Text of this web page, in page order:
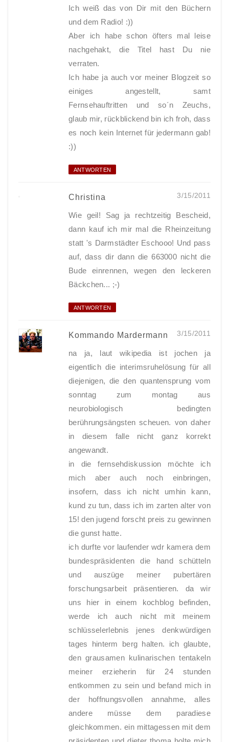
Ich weiß das von Dir mit den Büchern
und dem Radio! :))
Aber ich habe schon öfters mal leise
nachgehakt, die Titel hast Du nie
verraten.
Ich habe ja auch vor meiner Blogzeit so
einiges angestellt, samt
Fernsehauftritten und so´n Zeuchs,
glaub mir, rückblickend bin ich froh, dass
es noch kein Internet für jedermann gab!
:))
ANTWORTEN
Christina 3/15/2011
Wie geil! Sag ja rechtzeitig Bescheid,
dann kauf ich mir mal die Rheinzeitung
statt 's Darmstädter Eschooo! Und pass
auf, dass dir dann die 663000 nicht die
Bude einrennen, wegen den leckeren
Bäckchen... ;-)
ANTWORTEN
Kommando Mardermann 3/15/2011
na ja, laut wikipedia ist jochen ja
eigentlich die interimsruhelösung für all
diejenigen, die den quantensprung vom
sonntag zum montag aus
neurobiologisch bedingten
berührungsängsten scheuen. von daher
in diesem falle nicht ganz korrekt
angewandt.
in die fernsehdiskussion möchte ich
mich aber auch noch einbringen,
insofern, dass ich nicht umhin kann,
kund zu tun, dass ich im zarten alter von
15! den jugend forscht preis zu gewinnen
die gunst hatte.
ich durfte vor laufender wdr kamera dem
bundespräsidenten die hand schütteln
und auszüge meiner pubertären
forschungsarbeit präsentieren. da wir
uns hier in einem kochblog befinden,
werde ich auch nicht mit meinem
schlüsselerlebnis jenes denkwürdigen
tages hinterm berg halten. ich glaubte,
den grausamen kulinarischen tentakeln
meiner erzieherin für 24 stunden
entkommen zu sein und befand mich in
der hoffnungsvollen annahme, alles
andere müsse dem paradiese
gleichkommen. ein mittagessen mit dem